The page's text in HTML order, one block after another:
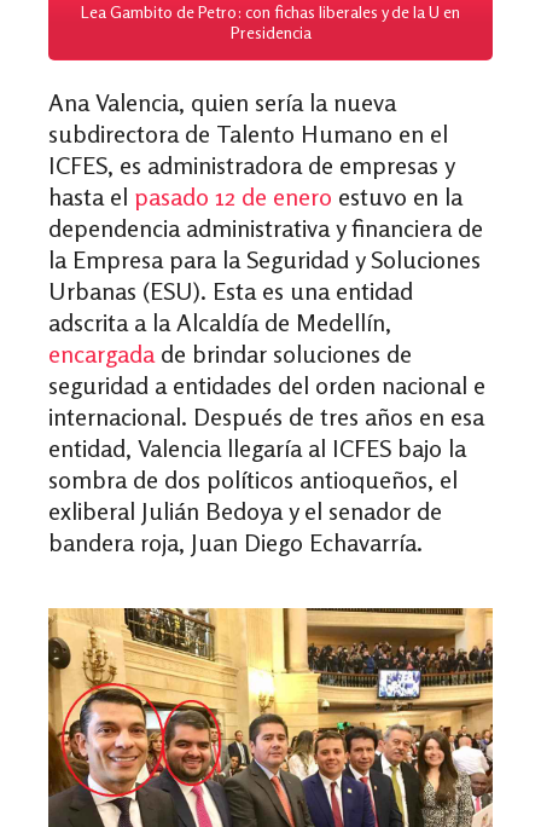
Lea Gambito de Petro: con fichas liberales y de la U en
Presidencia
Ana Valencia, quien sería la nueva
subdirectora de Talento Humano en el
ICFES, es administradora de empresas y
hasta el pasado 12 de enero estuvo en la
dependencia administrativa y financiera de
la Empresa para la Seguridad y Soluciones
Urbanas (ESU). Esta es una entidad
adscrita a la Alcaldía de Medellín,
encargadade brindar soluciones de
seguridad a entidades del orden nacional e
internacional. Después de tres años en esa
entidad, Valencia llegaría al ICFES bajo la
sombra de dos políticos antioqueños, el
exliberal Julián Bedoya y el senador de
bandera roja, Juan Diego Echavarría.